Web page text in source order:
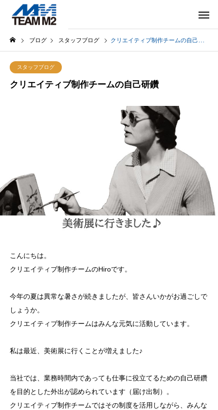
ブログ スタッフブログ クリエイティブ制作チームの自己研鑽
スタッフブログ
クリエイティブ制作チームの自己研鑽
こんにちは。
クリエイティブ制作チームのHiroです。
今年の夏は異常な暑さが続きましたが、皆さんいかがお過ごしで
しょうか。
クリエイティブ制作チームはみんな元気に活動しています。
私は最近、美術展に行くことが増えました♪
当社では、業務時間内であっても仕事に役立てるための自己研鑽
を目的とした外出が認められています（届け出制）。
クリエイティブ制作チームではその制度を活用しながら、みんな